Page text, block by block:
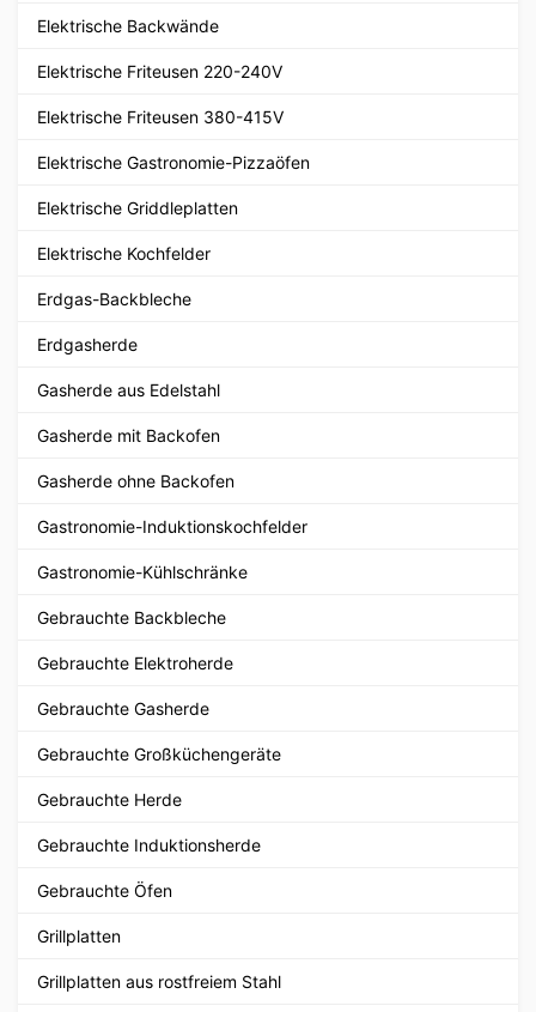
Elektrische Backwände
Elektrische Friteusen 220-240V
Elektrische Friteusen 380-415V
Elektrische Gastronomie-Pizzaöfen
Elektrische Griddleplatten
Elektrische Kochfelder
Erdgas-Backbleche
Erdgasherde
Gasherde aus Edelstahl
Gasherde mit Backofen
Gasherde ohne Backofen
Gastronomie-Induktionskochfelder
Gastronomie-Kühlschränke
Gebrauchte Backbleche
Gebrauchte Elektroherde
Gebrauchte Gasherde
Gebrauchte Großküchengeräte
Gebrauchte Herde
Gebrauchte Induktionsherde
Gebrauchte Öfen
Grillplatten
Grillplatten aus rostfreiem Stahl